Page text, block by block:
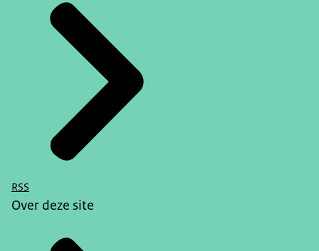
RSS
Over deze site